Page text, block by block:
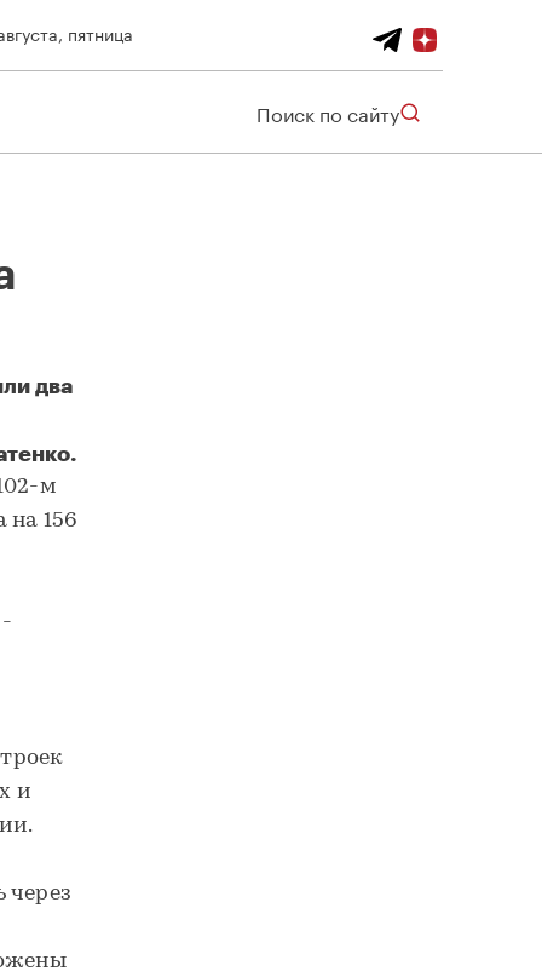
пятница
Поиск по сайту
два
В поселении Десеновское в новой Москве построили два дома по реновации
м
на 156
и
через